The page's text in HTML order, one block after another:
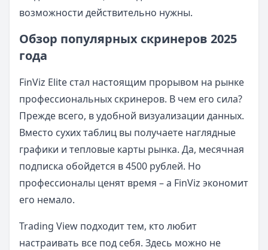
возможности действительно нужны.
Обзор популярных скринеров 2025
года
FinViz Elite стал настоящим прорывом на рынке
профессиональных скринеров. В чем его сила?
Прежде всего, в удобной визуализации данных.
Вместо сухих таблиц вы получаете наглядные
графики и тепловые карты рынка. Да, месячная
подписка обойдется в 4500 рублей. Но
профессионалы ценят время – а FinViz экономит
его немало.
Trading View подходит тем, кто любит
настраивать все под себя. Здесь можно не